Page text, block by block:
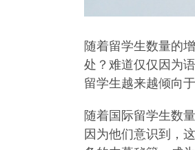
随着留学生数量的
处？难道仅仅因为
留学生越来越倾向
随着国际留学生数
因为他们意识到，